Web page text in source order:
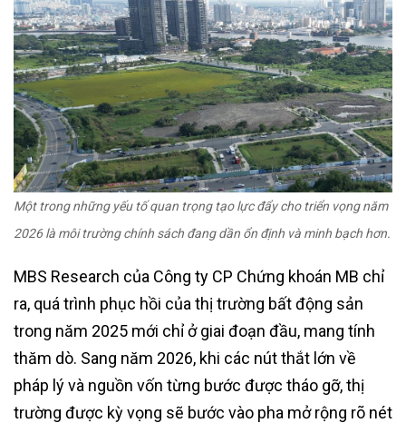
Một trong những yếu tố quan trọng tạo lực đẩy cho triển vọng năm
2026 là môi trường chính sách đang dần ổn định và minh bạch hơn.
MBS Research của Công ty CP Chứng khoán MB chỉ
ra, quá trình phục hồi của thị trường bất động sản
trong năm 2025 mới chỉ ở giai đoạn đầu, mang tính
thăm dò. Sang năm 2026, khi các nút thắt lớn về
pháp lý và nguồn vốn từng bước được tháo gỡ, thị
trường được kỳ vọng sẽ bước vào pha mở rộng rõ nét